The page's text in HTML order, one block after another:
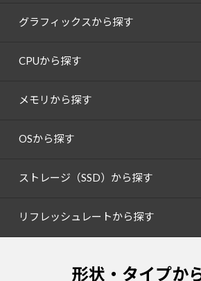
グラフィックスから探す
CPUから探す
メモリから探す
OSから探す
ストレージ（SSD）から探す
リフレッシュレートから探す
形状・タイプか